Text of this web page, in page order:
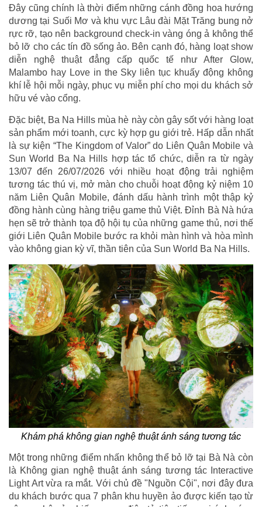
Đây cũng chính là thời điểm những cánh đồng hoa hướng
dương tại Suối Mơ và khu vực Lâu đài Mặt Trăng bung nở
rực rỡ, tạo nên background check-in vàng óng ả không thể
bỏ lỡ cho các tín đồ sống ảo. Bên cạnh đó, hàng loạt show
diễn nghệ thuật đẳng cấp quốc tế như After Glow,
Malambo hay Love in the Sky liên tục khuấy động không
khí lễ hội mỗi ngày, phục vụ miễn phí cho mọi du khách sở
hữu vé vào cổng.
Đặc biệt, Ba Na Hills mùa hè này còn gây sốt với hàng loạt
sản phẩm mới toanh, cực kỳ hợp gu giới trẻ. Hấp dẫn nhất
là sự kiện “The Kingdom of Valor” do Liên Quân Mobile và
Sun World Ba Na Hills hợp tác tổ chức, diễn ra từ ngày
13/07 đến 26/07/2026 với nhiều hoạt động trải nghiệm
tương tác thú vị, mở màn cho chuỗi hoạt động kỷ niệm 10
năm Liên Quân Mobile, đánh dấu hành trình một thập kỷ
đồng hành cùng hàng triệu game thủ Việt. Đỉnh Bà Nà hứa
hẹn sẽ trở thành tọa độ hội tụ của những game thủ, nơi thế
giới Liên Quân Mobile bước ra khỏi màn hình và hòa mình
vào không gian kỳ vĩ, thần tiên của Sun World Ba Na Hills.
Khám phá không gian nghệ thuật ánh sáng tương tác
Một trong những điểm nhấn không thể bỏ lỡ tại Bà Nà còn
là Không gian nghệ thuật ánh sáng tương tác Interactive
Light Art vừa ra mắt. Với chủ đề "Nguồn Cội", nơi đây đưa
du khách bước qua 7 phân khu huyền ảo được kiến tạo từ